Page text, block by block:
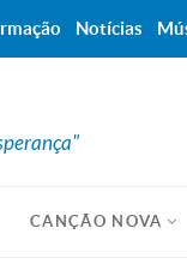
CANÇÃO NOVA
Notícias